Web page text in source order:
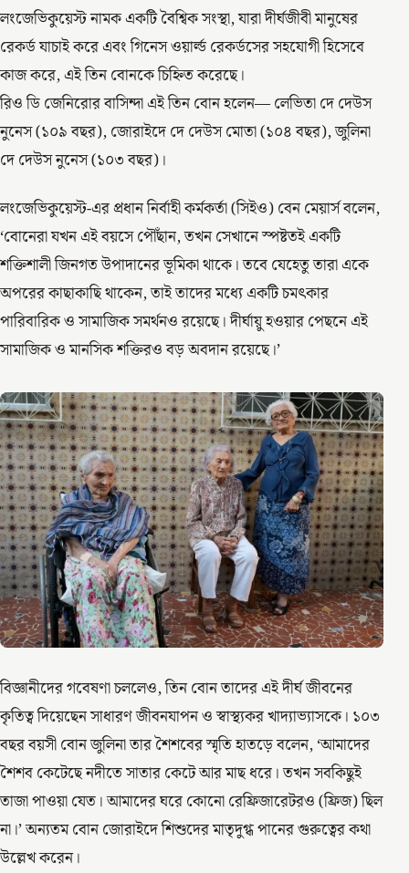
লংজেভিকুয়েস্ট নামক একটি বৈশ্বিক সংস্থা, যারা দীর্ঘজীবী মানুষের
রেকর্ড যাচাই করে এবং গিনেস ওয়ার্ল্ড রেকর্ডসের সহযোগী হিসেবে
কাজ করে, এই তিন বোনকে চিহ্নিত করেছে।
রিও ডি জেনিরোর বাসিন্দা এই তিন বোন হলেন— লেভিতা দে দেউস
নুনেস (১০৯ বছর), জোরাইদে দে দেউস মোতা (১০৪ বছর), জুলিনা
দে দেউস নুনেস (১০৩ বছর)।
লংজেভিকুয়েস্ট-এর প্রধান নির্বাহী কর্মকর্তা (সিইও) বেন মেয়ার্স বলেন,
‘বোনেরা যখন এই বয়সে পৌঁছান, তখন সেখানে স্পষ্টতই একটি
শক্তিশালী জিনগত উপাদানের ভূমিকা থাকে। তবে যেহেতু তারা একে
অপরের কাছাকাছি থাকেন, তাই তাদের মধ্যে একটি চমৎকার
পারিবারিক ও সামাজিক সমর্থনও রয়েছে। দীর্ঘায়ু হওয়ার পেছনে এই
সামাজিক ও মানসিক শক্তিরও বড় অবদান রয়েছে।’
বিজ্ঞানীদের গবেষণা চললেও, তিন বোন তাদের এই দীর্ঘ জীবনের
কৃতিত্ব দিয়েছেন সাধারণ জীবনযাপন ও স্বাস্থ্যকর খাদ্যাভ্যাসকে। ১০৩
বছর বয়সী বোন জুলিনা তার শৈশবের স্মৃতি হাতড়ে বলেন, ‘আমাদের
শৈশব কেটেছে নদীতে সাতার কেটে আর মাছ ধরে। তখন সবকিছুই
তাজা পাওয়া যেত। আমাদের ঘরে কোনো রেফ্রিজারেটরও (ফ্রিজ) ছিল
না।’ অন্যতম বোন জোরাইদে শিশুদের মাতৃদুগ্ধ পানের গুরুত্বের কথা
উল্লেখ করেন।